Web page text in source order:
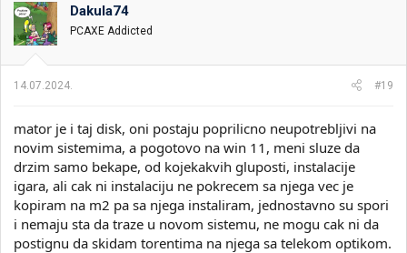
Dakula74
PCAXE Addicted
14.07.2024. #19
mator je i taj disk, oni postaju poprilicno neupotrebljivi na
novim sistemima, a pogotovo na win 11, meni sluze da
drzim samo bekape, od kojekakvih gluposti, instalacije
igara, ali cak ni instalaciju ne pokrecem sa njega vec je
kopiram na m2 pa sa njega instaliram, jednostavno su spori
i nemaju sta da traze u novom sistemu, ne mogu cak ni da
postignu da skidam torentima na njega sa telekom optikom.